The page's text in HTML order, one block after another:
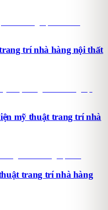
trí nhà hàng nội thất
mỹ thuật trang trí nhà
trang trí nhà hàng